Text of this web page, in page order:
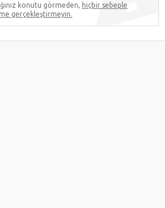
konutu görmeden, hiçbir sebeple
gerçekleştirmeyin.